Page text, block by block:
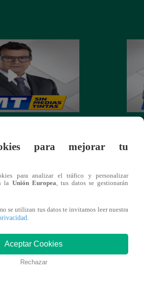
DEL
te puede
para mejorar tu
para analizar el tráfico y personalizar
la Unión Europea, tus datos se gestionarán
se utilizan tus datos te invitamos leer nuestra
.
Aceptar Cookies
Rechazar